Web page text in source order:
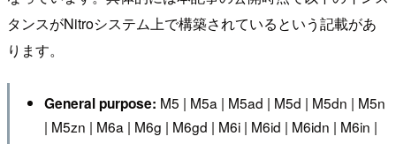
タンスがNitroシステム上で構築されているという記載があ
ります。
General purpose: M5 | M5a | M5ad | M5d | M5dn | M5n
| M5zn | M6a | M6g | M6gd | M6i | M6id | M6idn | M6in |